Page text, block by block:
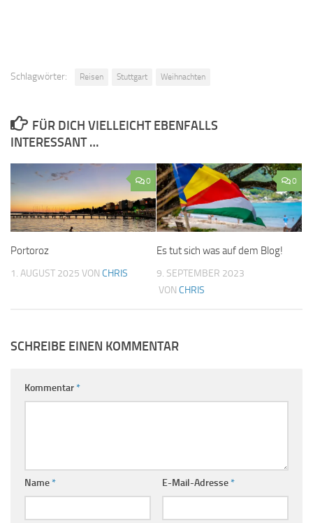
Schlagwörter: Reisen Stuttgart Weihnachten
FÜR DICH VIELLEICHT EBENFALLS
INTERESSANT …
0
Portoroz
1. AUGUST 2025 VON CHRIS
0
Es tut sich was auf dem Blog!
9. SEPTEMBER 2023
VON CHRIS
SCHREIBE EINEN KOMMENTAR
Kommentar*
Name* E-Mail-Adresse*